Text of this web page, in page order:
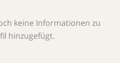
keine Informationen zu
hinzugefügt.